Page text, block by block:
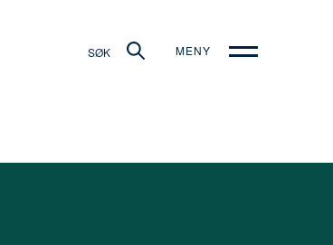
SØK MENY